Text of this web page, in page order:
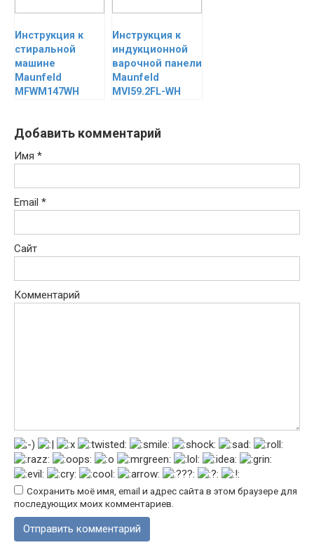
Инструкция к
стиральной
машине
Maunfeld
MFWM147WH
Инструкция к
индукционной
варочной панели
Maunfeld
MVI59.2FL-WH
Добавить комментарий
Имя *
Email *
Сайт
Комментарий
Сохранить моё имя, email и адрес сайта в этом браузере для
последующих моих комментариев.